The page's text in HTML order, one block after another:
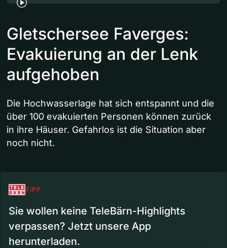
Gletschersee Faverges:
Evakuierung an der Lenk
aufgehoben
Die Hochwasserlage hat sich entspannt und die
über 100 evakuierten Personen können zurück
in ihre Häuser. Gefahrlos ist die Situation aber
noch nicht.
TIPP
Sie wollen keine TeleBärn-Highlights
verpassen? Jetzt unsere App
herunterladen.